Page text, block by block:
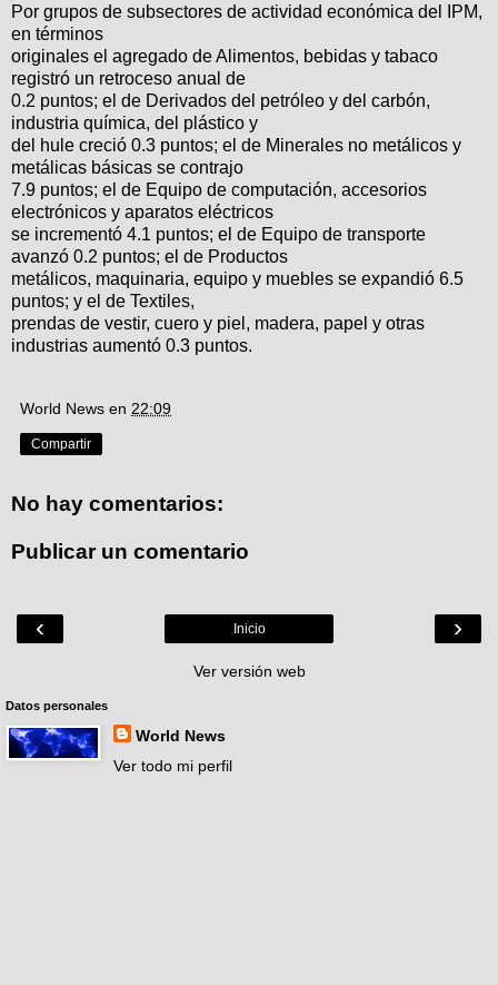
Por grupos de subsectores de actividad económica del IPM,
en términos
originales el agregado de Alimentos, bebidas y tabaco
registró un retroceso anual de
0.2 puntos; el de Derivados del petróleo y del carbón,
industria química, del plástico y
del hule creció 0.3 puntos; el de Minerales no metálicos y
metálicas básicas se contrajo
7.9 puntos; el de Equipo de computación, accesorios
electrónicos y aparatos eléctricos
se incrementó 4.1 puntos; el de Equipo de transporte
avanzó 0.2 puntos; el de Productos
metálicos, maquinaria, equipo y muebles se expandió 6.5
puntos; y el de Textiles,
prendas de vestir, cuero y piel, madera, papel y otras
industrias aumentó 0.3 puntos.
World News en 22:09
Compartir
No hay comentarios:
Publicar un comentario
‹ ›
Inicio
Ver versión web
Datos personales
World News
Ver todo mi perfil